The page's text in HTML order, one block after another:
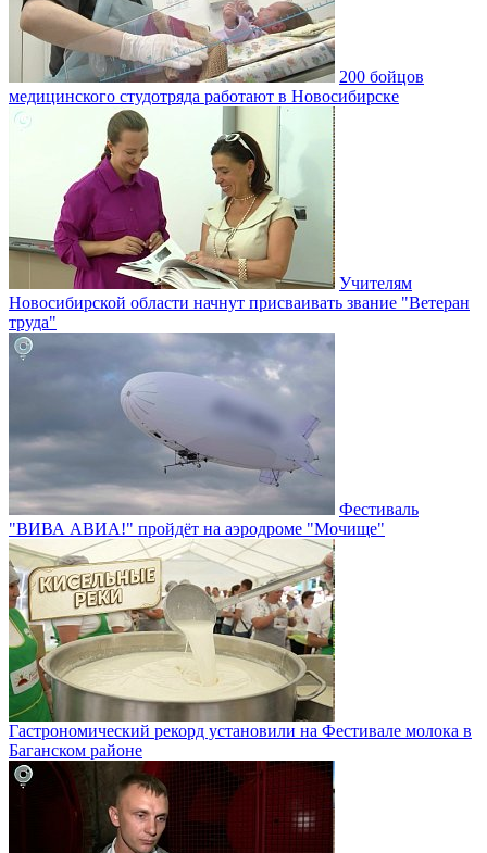
200 бойцов
медицинского студотряда работают в Новосибирске
Учителям
Новосибирской области начнут присваивать звание "Ветеран
труда"
Фестиваль
"ВИВА АВИА!" пройдёт на аэродроме "Мочище"
Гастрономический рекорд установили на Фестивале молока в
Баганском районе